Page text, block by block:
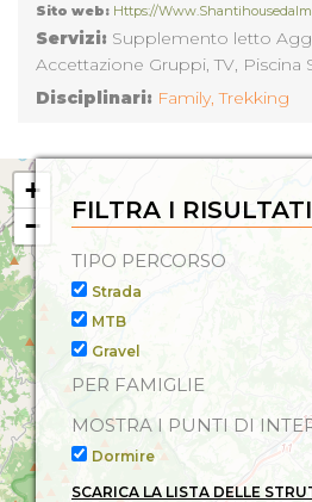
Sito web: Https://
Servizi: Supplemento letto
Accettazione Gruppi, TV, Piscina
Internet, Cassetta sicurezza,
Convenzionata, Riscaldamento,
Agricole, Aria condizionata in
Guidate, Somministrazione
Insonorizzazione, Aria
Camera con balcone,
(Centralino), Supplemento
Pronto Soccorso,
Mountain Bike,
Disciplinari: Family,Trekking
+
−
FILTRA I RISULTATI
TIPO PERCORSO
Strada
MTB
Gravel
PER FAMIGLIE
MOSTRA I PUNTI DI
Dormire
SCARICA LA LISTA DELLE